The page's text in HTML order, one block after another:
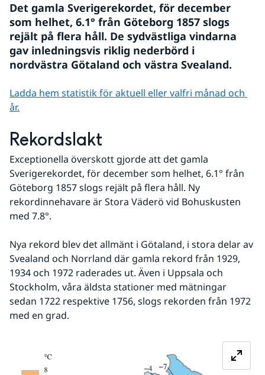
Det gamla Sverigerekordet, för december
som helhet, 6.1° från Göteborg 1857 slogs
rejält på flera håll. De sydvästliga vindarna
gav inledningsvis riklig nederbörd i
nordvästra Götaland och västra Svealand.
Ladda hem statistik för aktuell eller valfri månad och
år.
Rekordslakt
Exceptionella överskott gjorde att det gamla
Sverigerekordet, för december som helhet, 6.1° från
Göteborg 1857 slogs rejält på flera håll. Ny
rekordinnehavare är Stora Väderö vid Bohuskusten
med 7.8°.
Nya rekord blev det allmänt i Götaland, i stora delar av
Svealand och Norrland där gamla rekord från 1929,
1934 och 1972 raderades ut. Även i Uppsala och
Stockholm, våra äldsta stationer med mätningar
sedan 1722 respektive 1756, slogs rekorden från 1972
med en grad.